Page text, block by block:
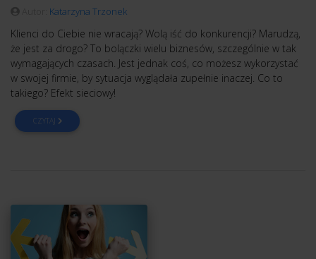
Katarzyna Trzonek
Klienci do Ciebie nie wracają? Wolą iść do konkurencji? Marudzą,
że jest za drogo? To bolączki wielu biznesów, szczególnie w tak
wymagających czasach. Jest jednak coś, co możesz wykorzystać
w swojej firmie, by sytuacja wyglądała zupełnie inaczej. Co to
takiego? Efekt sieciowy!
CZYTAJ